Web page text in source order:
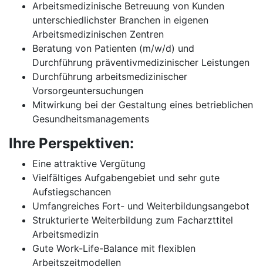
Arbeitsmedizinische Betreuung von Kunden
unterschiedlichster Branchen in eigenen
Arbeitsmedizinischen Zentren
Beratung von Patienten (m/w/d) und
Durchführung präventivmedizinischer Leistungen
Durchführung arbeitsmedizinischer
Vorsorgeuntersuchungen
Mitwirkung bei der Gestaltung eines betrieblichen
Gesundheitsmanagements
Ihre Perspektiven:
Eine attraktive Vergütung
Vielfältiges Aufgabengebiet und sehr gute
Aufstiegschancen
Umfangreiches Fort- und Weiterbildungsangebot
Strukturierte Weiterbildung zum Facharzttitel
Arbeitsmedizin
Gute Work-Life-Balance mit flexiblen
Arbeitszeitmodellen